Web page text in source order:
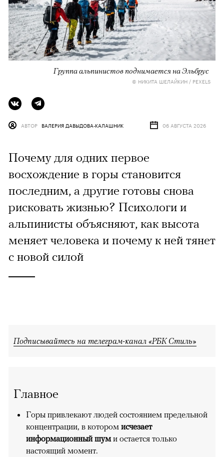
Группа альпинистов поднимается на Эльбрус
© НИКИТА ШЕЛАЙКИН / PEXELS
АВТОР ВАЛЕРИЯ ДАВЫДОВА-КАЛАШНИК 06 АВГУСТА 2026
Почему для одних первое
восхождение в горы становится
последним, а другие готовы снова
рисковать жизнью? Психологи и
альпинисты объясняют, как высота
меняет человека и почему к ней тянет
с новой силой
Подписывайтесь на телеграм-канал «РБК Стиль»
Главное
Горы привлекают людей состоянием предельной
концентрации, в котором исчезает
информационный шум и остается только
настоящий момент.